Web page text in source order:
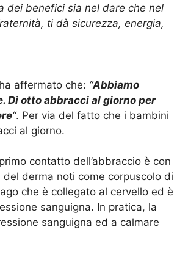
dei benefici sia nel dare che nel
ti dà sicurezza, energia,
affermato che: “Abbiamo
Di otto abbracci al giorno per
“. Per via del fatto che i bambini
al giorno.
contatto dell’abbraccio è con
derma noti come corpuscolo di
che è collegato al cervello ed è
sanguigna. In pratica, la
sanguigna ed a calmare